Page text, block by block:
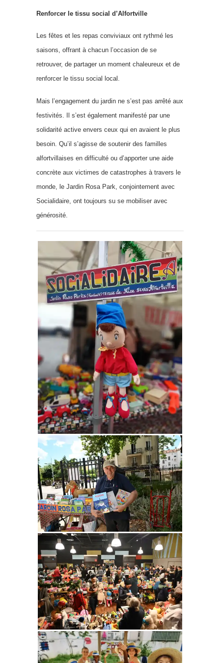
Renforcer le tissu social d’Alfortville
Les fêtes et les repas conviviaux ont rythmé les
saisons, offrant à chacun l’occasion de se
retrouver, de partager un moment chaleureux et de
renforcer le tissu social local.
Mais l’engagement du jardin ne s’est pas arrêté aux
festivités. Il s’est également manifesté par une
solidarité active envers ceux qui en avaient le plus
besoin. Qu’il s’agisse de soutenir des familles
alfortvillaises en difficulté ou d’apporter une aide
concrète aux victimes de catastrophes à travers le
monde, le Jardin Rosa Park, conjointement avec
Socialidaire, ont toujours su se mobiliser avec
générosité.